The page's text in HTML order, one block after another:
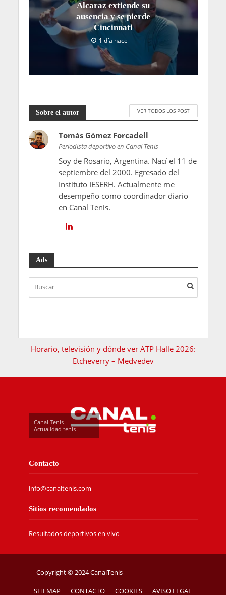
Alcaraz extiende su
ausencia y se pierde
Cincinnati
1 día hace
Sobre el autor VER TODOS LOS POST
Tomás Gómez Forcadell
Periodista deportivo en Canal Tenis
Soy de Rosario, Argentina. Nací el 11 de
septiembre del 2000. Egresado del
Instituto IESERH. Actualmente me
desempeño como coordinador diario
en Canal Tenis.
Ads
Horario, televisión y dónde ver ATP Halle 2026:
Etcheverry – Medvedev
Canal Tenis -
Actualidad tenis
Contacto
info@canaltenis.com
Sitios recomendados
Resultados deportivos en vivo
Copyright © 2024 CanalTenis
SITEMAP CONTACTO COOKIES AVISO LEGAL